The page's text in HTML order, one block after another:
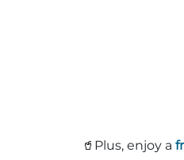
🥤Plus, enjoy a